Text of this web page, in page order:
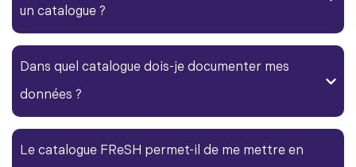
un catalogue ?
Dans quel catalogue dois-je documenter mes
données ?
Le catalogue FReSH permet-il de me mettre en